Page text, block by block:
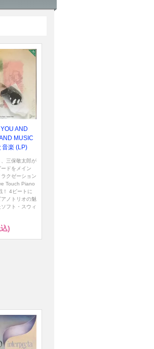
AND
MUSIC
音楽 (LP)
三保敬太郎が
ドをメイン
クゼーション
Touch Piano
！ 4ビートに
ノトリオの魅
フト・スウィ
)